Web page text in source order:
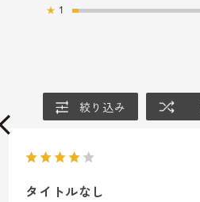
★ 1
絞り込み
タイトルなし